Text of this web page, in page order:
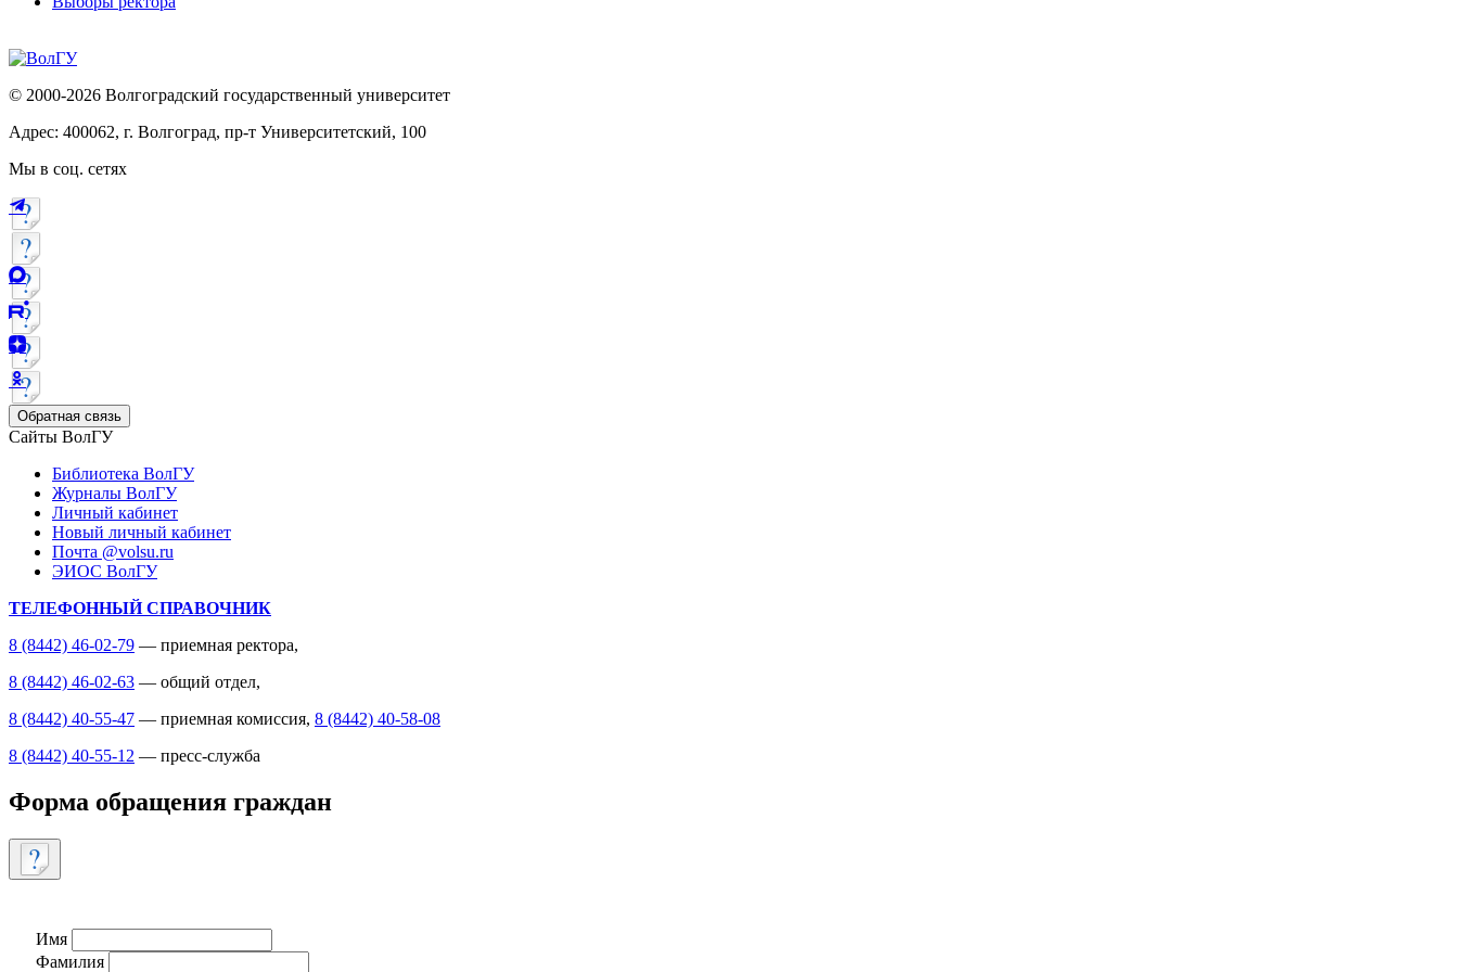
© 2000-2026 Волгоградский государственный университет
Адрес: 400062, г. Волгоград, пр-т Университетский, 100
Мы в соц. сетях
Обратная связь
Сайты ВолГУ
Библиотека ВолГУ
Журналы ВолГУ
Личный кабинет
Новый личный кабинет
Почта @volsu.ru
ЭИОС ВолГУ
ТЕЛЕФОННЫЙ СПРАВОЧНИК
8 (8442) 46-02-79 — приемная ректора,
8 (8442) 46-02-63 — общий отдел,
8 (8442) 40-55-47 — приемная комиссия, 8 (8442) 40-58-08
8 (8442) 40-55-12 — пресс-служба
Форма обращения граждан
Имя
Фамилия